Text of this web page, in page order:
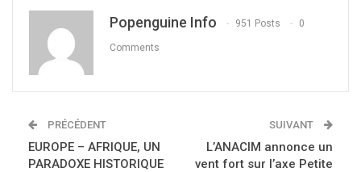
Popenguine Info 951 Posts 0
Comments
PRÉCÉDENT
EUROPE – AFRIQUE, UN
PARADOXE HISTORIQUE
SUIVANT
L’ANACIM annonce un
vent fort sur l’axe Petite